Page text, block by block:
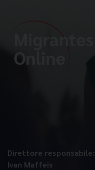
Direttore responsabile:
Ivan Maffeis